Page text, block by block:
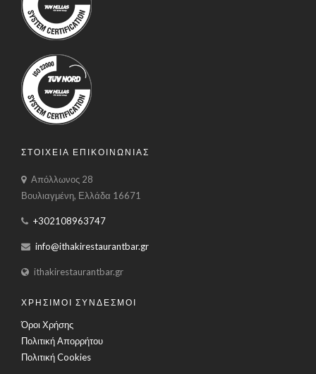
ΣΤΟΙΧΕΙΑ ΕΠΙΚΟΙΝΩΝΙΑΣ
Απόλλωνος 28
Βουλιαγμένη, Ελλάδα 16671
+302108963747
info@ithakirestaurantbar.gr
ithakirestaurantbar.gr
ΧΡΗΣΙΜΟΙ ΣΥΝΔΕΣΜΟΙ
Όροι Χρήσης
Πολιτική Απορρήτου
Πολιτική Cookies